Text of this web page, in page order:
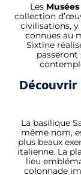
Les
collection
civilisations,
connues au
Sixtine
passeront
La basilique
même nom,
plus beaux
italienne. La
lieu
colonnade